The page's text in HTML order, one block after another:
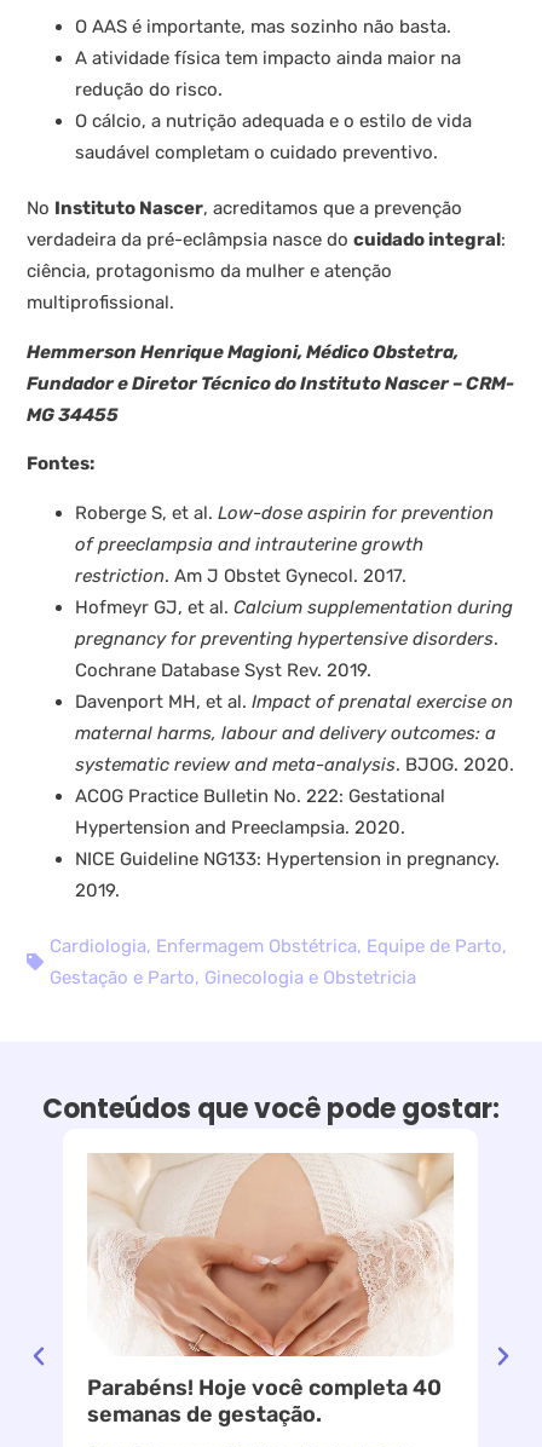
O AAS é importante, mas sozinho não basta.
A atividade física tem impacto ainda maior na
redução do risco.
O cálcio, a nutrição adequada e o estilo de vida
saudável completam o cuidado preventivo.
No Instituto Nascer, acreditamos que a prevenção
verdadeira da pré-eclâmpsia nasce docuidado integral:
ciência, protagonismo da mulher e atenção
multiprofissional.
Hemmerson Henrique Magioni, Médico Obstetra,
Fundador e Diretor Técnico do Instituto Nascer – CRM-
MG 34455
Fontes:
Roberge S, et al.Low-dose aspirin for prevention
of preeclampsia and intrauterine growth
restriction. Am J Obstet Gynecol. 2017.
Hofmeyr GJ, et al.Calcium supplementation during
pregnancy for preventing hypertensive disorders.
Cochrane Database Syst Rev. 2019.
Davenport MH, et al.Impact of prenatal exercise on
maternal harms, labour and delivery outcomes: a
systematic review and meta-analysis. BJOG. 2020.
ACOG Practice Bulletin No. 222: Gestational
Hypertension and Preeclampsia. 2020.
NICE Guideline NG133: Hypertension in pregnancy.
2019.
Cardiologia, Enfermagem Obstétrica, Equipe de Parto,
Gestação e Parto, Ginecologia e Obstetricia
Conteúdos que você pode gostar:
Parabéns! Hoje você completa 40
semanas de gestação.